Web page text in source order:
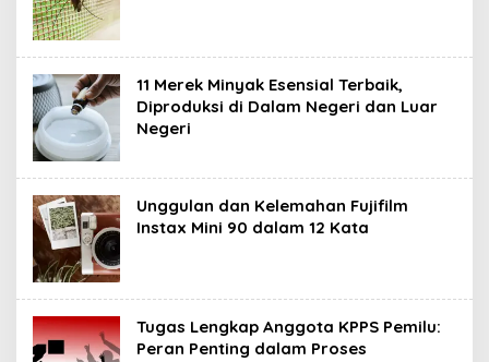
11 Merek Minyak Esensial Terbaik,
Diproduksi di Dalam Negeri dan Luar
Negeri
Unggulan dan Kelemahan Fujifilm
Instax Mini 90 dalam 12 Kata
Tugas Lengkap Anggota KPPS Pemilu:
Peran Penting dalam Proses